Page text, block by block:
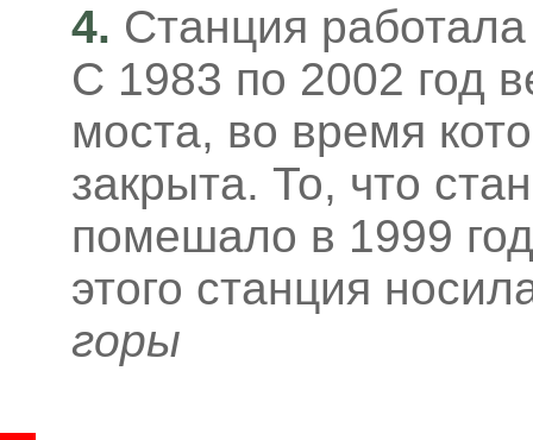
4. Станция
С 1983 по 2002 год
моста, во время
закрыта. То, что
помешало в 1999
этого станция
горы